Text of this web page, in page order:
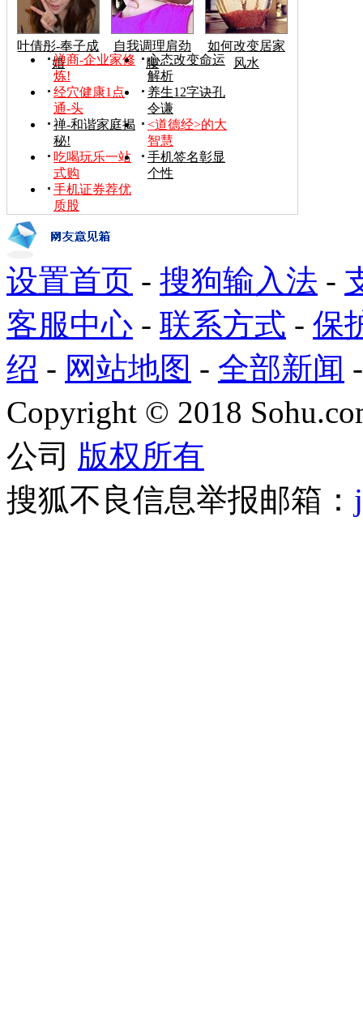
叶倩彤-奉子成
婚
自我调理肩劲
腰
如何改变居家
风水
禅商-企业家修
炼!
心态改变命运
解析
经穴健康1点
通-头
养生12字诀孔
令谦
禅-和谐家庭揭
秘!
<道德经>的大
智慧
吃喝玩乐一站
式购
手机签名彰显
个性
手机证券荐优
质股
设置首页 - 搜狗输入法 -
客服中心 - 联系方式 - 保
绍 - 网站地图 - 全部新闻
Copyright © 2018
公司 版权所有
搜狐不良信息举报邮箱：